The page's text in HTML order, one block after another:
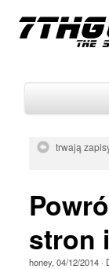
Archiwum
Aktualności
trwają
stron
honey, 04/12/2014·